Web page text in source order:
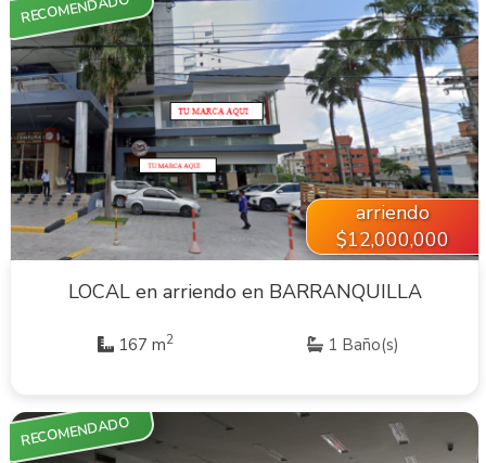
VER INMUEBLE
RECOMENDADO
arriendo
$12,000,000
LOCAL en arriendo en BARRANQUILLA
167 m2 1 Baño(s)
RECOMENDADO